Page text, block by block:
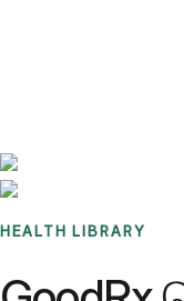
HEALTH LIBRARY